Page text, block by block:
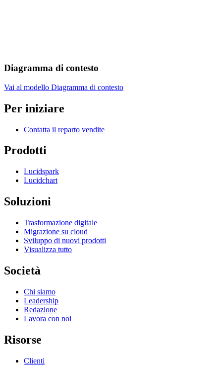
Diagramma di contesto
Vai al modello Diagramma di contesto
Per iniziare
Contatta il reparto vendite
Prodotti
Lucidspark
Lucidchart
Soluzioni
Trasformazione digitale
Migrazione su cloud
Sviluppo di nuovi prodotti
Visualizza tutto
Società
Chi siamo
Leadership
Redazione
Lavora con noi
Risorse
Clienti